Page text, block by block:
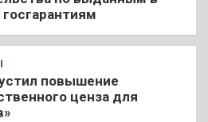
повышение
ценза для